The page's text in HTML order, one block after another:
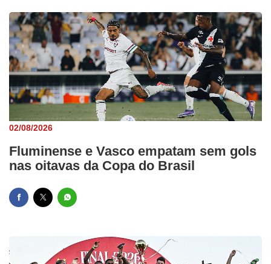
02/08/2026
Fluminense e Vasco empatam sem gols
nas oitavas da Copa do Brasil